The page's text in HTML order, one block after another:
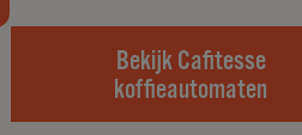
Bekijk Cafitesse
koffieautomaten